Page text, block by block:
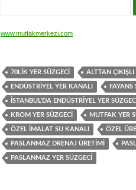
www.mutfakmerkezi.com
70LIK YER SÜZGECI ALTTAN ÇIKIŞLI
ENDÜSTRIYEL YER KANALI FAYANS
ISTANBUL'DA ENDÜSTRIYEL YER SÜZGECI
KROM YER SÜZGECI MUTFAK YER
ÖZEL IMALAT SU KANALI ÖZEL
PASLANMAZ DRENAJ ÜRETIMI
PASLANMAZ YER SÜZGECI